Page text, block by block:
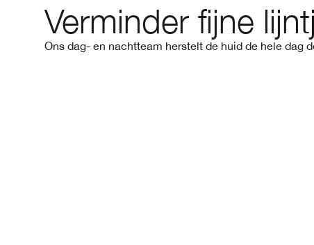
Verminder fijne
Ons dag- en nachtteam herstelt de huid de hele dag